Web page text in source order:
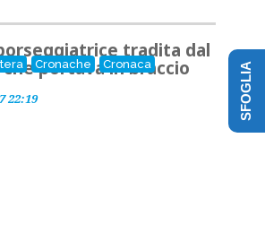
Cronache Cronaca
tradita dal
portava in braccio
22:19 SFOGLIA